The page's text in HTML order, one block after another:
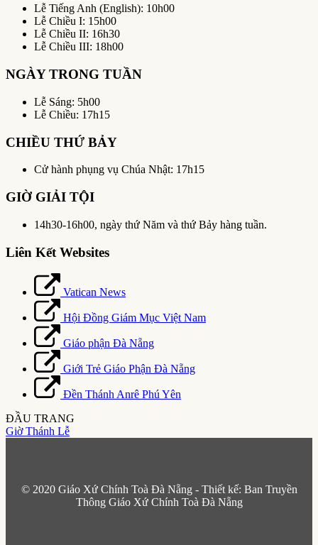
Lễ Tiếng Anh (English): 10h00
Lễ Chiều I: 15h00
Lễ Chiều II: 16h30
Lễ Chiều III: 18h00
NGÀY TRONG TUẦN
Lễ Sáng: 5h00
Lễ Chiều: 17h15
CHIỀU THỨ BẢY
Cử hành phụng vụ Chúa Nhật: 17h15
GIỜ GIẢI TỘI
14h30-16h00, ngày thứ Năm và thứ Bảy hàng tuần.
Liên Kết Websites
Vatican News
Hội Đồng Giám Mục Việt Nam
Giáo phận Đà Nẵng
Giới Trẻ Giáo Phận Đà Nẵng
Đền Thánh Anrê Phú Yên
ĐẦU TRANG
Giờ Thánh Lễ
© 2020 Giáo Xứ Chính Toà Đà Nẵng - Thiết kế: Ban Truyền
Thông Giáo Xứ Chính Toà Đà Nẵng